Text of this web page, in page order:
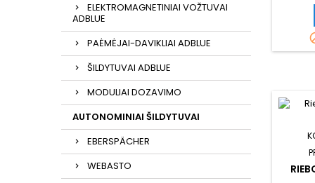
ELEKTROMAGNETINIAI VOŽTUVAI
ADBLUE
PAĖMĖJAI-DAVIKLIAI ADBLUE
ŠILDYTUVAI ADBLUE
MODULIAI DOZAVIMO
AUTONOMINIAI ŠILDYTUVAI
EBERSPÄCHER
WEBASTO